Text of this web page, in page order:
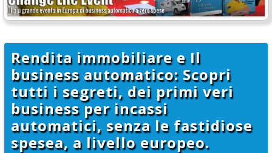
Rendita immobiliare e Il
business automatico: Scopri
tutti i segreti, dei primi veri
business per incassi
automatici, senza le fastidiose
spesea, a livello europeo.